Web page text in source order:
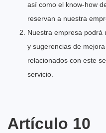
así como el know-how
reservan a nuestra
Nuestra empresa podrá
y sugerencias de
relacionados con este
servicio.
Artículo 10